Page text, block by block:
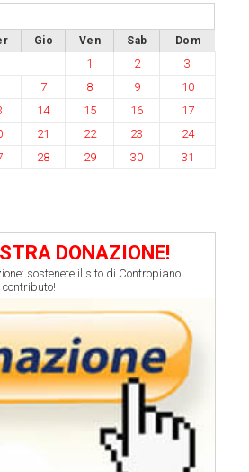
Gio Ven Sab Dom
1 2
3
7 8 9
10
14 15 16
17
21 22 23
24
28 29 30 31
DONAZIONE!
sostenete il sito di Contropiano